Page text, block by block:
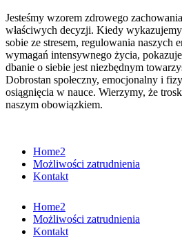
Jesteśmy wzorem zdrowego
właściwych decyzji. Kiedy
sobie ze stresem, regulowania naszych
wymagań intensywnego życia,
dbanie o siebie jest niezbędnym
Dobrostan społeczny, emocjonalny i
osiągnięcia w nauce. Wierzymy, że
naszym obowiązkiem.
Home2
Możliwości zatrudnienia
Kontakt
Home2
Możliwości zatrudnienia
Kontakt